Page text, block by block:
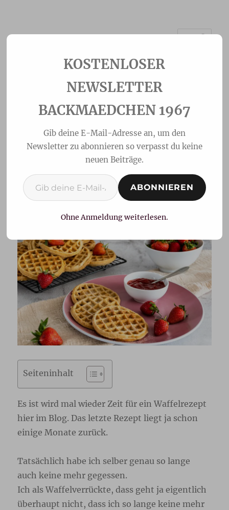
Vollkornwaffeln
Seiteninhalt
Es ist wird mal wieder Zeit für ein Waffelrezept
hier im Blog. Das letzte Rezept liegt ja schon
einige Monate zurück.
Tatsächlich habe ich selber genau so lange
auch keine mehr gegessen.
Ich als Waffelverrückte, dass geht ja eigentlich
überhaupt nicht, dass ich so lange keine mehr
NEWSLETTER
BACKMAEDCHEN 1967
Gib deine E-Mail-Adresse an, um den
Newsletter zu abonnieren so verpasst du keine
neuen Beiträge.
Gib deine E-Mail-Adresse ein ...
ABONNIEREN
Ohne Anmeldung weiterlesen.